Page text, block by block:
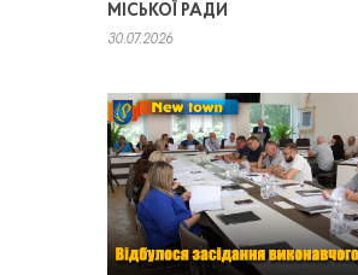
МІСЬКОЇ РАДИ
30.07.2026